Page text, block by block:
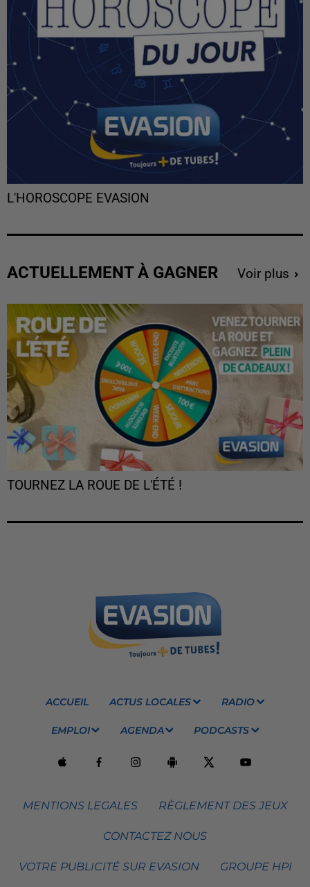
L'HOROSCOPE EVASION
ACTUELLEMENT À GAGNER Voir plus
TOURNEZ LA ROUE DE L'ÉTÉ !
ACCUEIL ACTUS LOCALES RADIO
EMPLOI AGENDA PODCASTS
MENTIONS LEGALES RÈGLEMENT DES JEUX
CONTACTEZ NOUS
VOTRE PUBLICITÉ SUR EVASION GROUPE HPI